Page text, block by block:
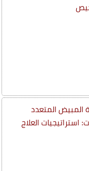
المبيض المتعدد
استراتيجيات العلاج